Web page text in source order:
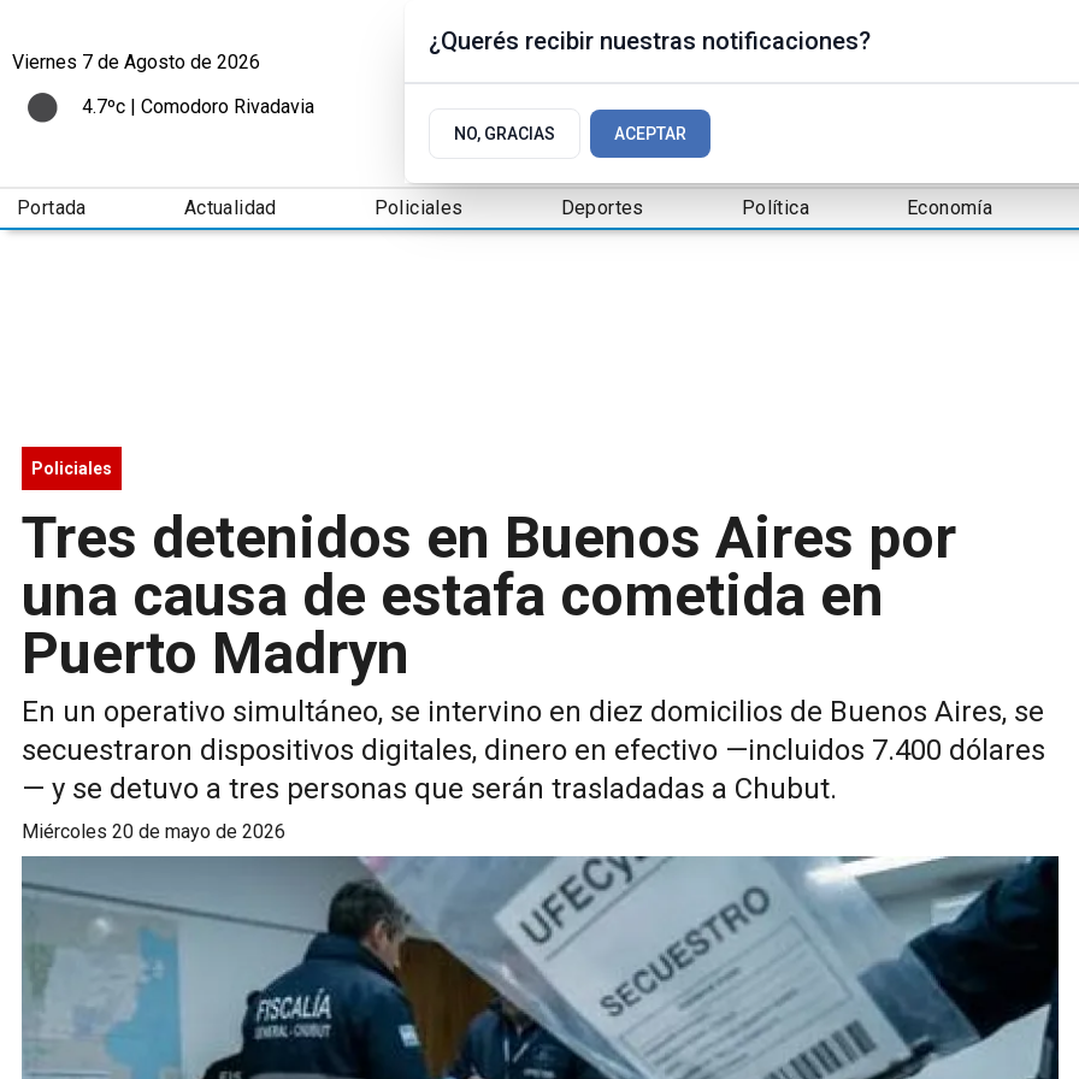
Viernes 7 de Agosto de 2026
4.7ºc | Comodoro Rivadavia
Portada Actualidad Policiales Deportes Política Economía
Policiales
Tres detenidos en Buenos Aires por
una causa de estafa cometida en
Puerto Madryn
En un operativo simultáneo, se intervino en diez domicilios de Buenos Aires, se
secuestraron dispositivos digitales, dinero en efectivo —incluidos 7.400 dólares
— y se detuvo a tres personas que serán trasladadas a Chubut.
miércoles 20 de mayo de 2026
¿Querés recibir nuestras notificaciones?
NO, GRACIAS ACEPTAR